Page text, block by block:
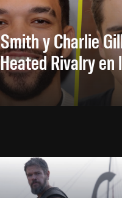
y Charlie
Rivalry